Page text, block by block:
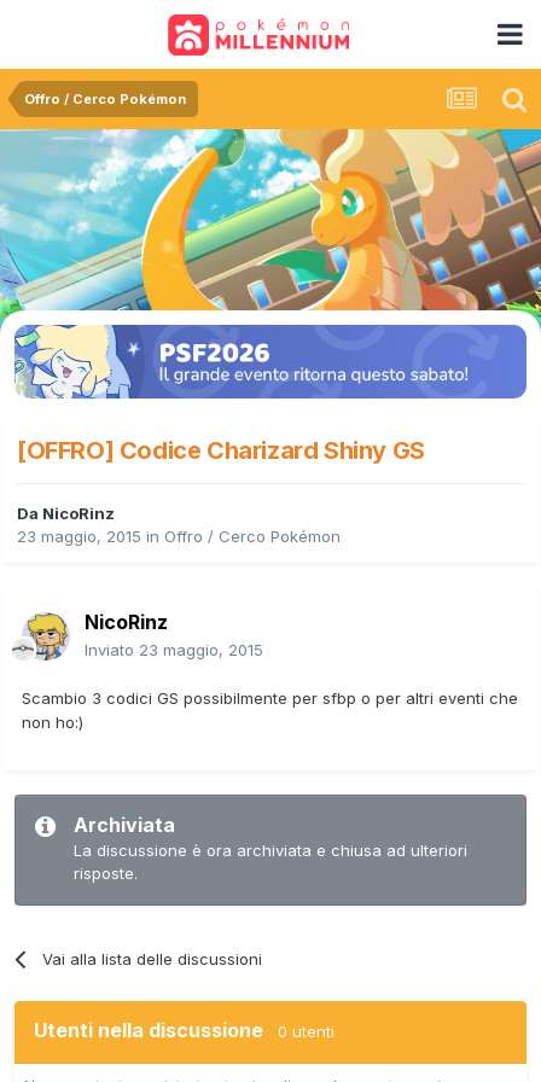
Offro / Cerco Pokémon
[OFFRO] Codice Charizard Shiny GS
Da NicoRinz
23 maggio, 2015 in Offro / Cerco Pokémon
NicoRinz
Inviato 23 maggio, 2015
Scambio 3 codici GS possibilmente per sfbp o per altri eventi che
non ho:)
Archiviata
La discussione è ora archiviata e chiusa ad ulteriori
risposte.
Vai alla lista delle discussioni
Utenti nella discussione 0 utenti